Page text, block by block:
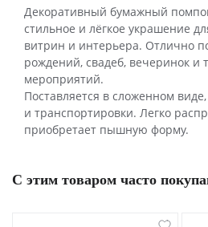
Декоративный бумажный
стильное и лёгкое украшение
витрин и интерьера. Отлично
рождений, свадеб, вечеринок и
мероприятий.
Поставляется в сложенном
и транспортировки. Легко
приобретает пышную форму.
С этим товаром часто